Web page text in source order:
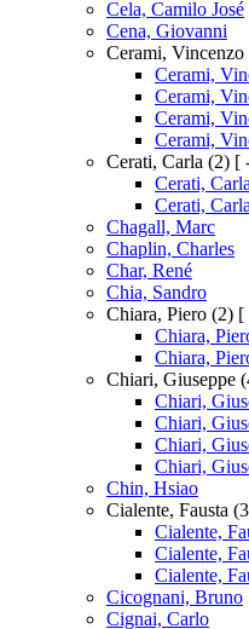
Cela, Camilo José
Cena, Giovanni
Cerami, Vincenzo
Cerami,
Cerami,
Cerami,
Cerami,
Cerati, Carla (2) [
Cerati,
Cerati,
Chagall, Marc
Chaplin, Charles
Char, René
Chia, Sandro
Chiara, Piero (2) [
Chiara,
Chiara,
Chiari, Giuseppe
Chiari,
Chiari,
Chiari,
Chiari,
Chin, Hsiao
Cialente, Fausta
Cialente,
Cialente,
Cialente,
Cicognani, Bruno
Cignai, Carlo